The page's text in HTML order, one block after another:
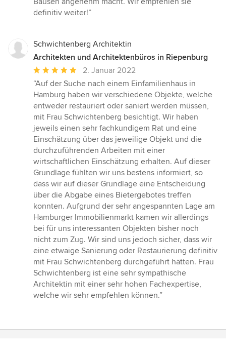
definitiv weiter!”
Schwichtenberg Architektin
Architekten und Architektenbüros in Riepenburg
Durchschnittliche
Bewertung:
5
von
5
Sternen
2. Januar 2022
“Auf der Suche nach einem Einfamilienhaus in
Hamburg haben wir verschiedene Objekte, welche
entweder restauriert oder saniert werden müssen,
mit Frau Schwichtenberg besichtigt. Wir haben
jeweils einen sehr fachkundigem Rat und eine
Einschätzung über das jeweilige Objekt und die
durchzuführenden Arbeiten mit einer
wirtschaftlichen Einschätzung erhalten. Auf dieser
Grundlage fühlten wir uns bestens informiert, so
dass wir auf dieser Grundlage eine Entscheidung
über die Abgabe eines Bietergebotes treffen
konnten. Aufgrund der sehr angespannten Lage am
Hamburger Immobilienmarkt kamen wir allerdings
bei für uns interessanten Objekten bisher noch
nicht zum Zug. Wir sind uns jedoch sicher, dass wir
eine etwaige Sanierung oder Restaurierung definitiv
mit Frau Schwichtenberg durchgeführt hätten. Frau
Schwichtenberg ist eine sehr sympathische
Architektin mit einer sehr hohen Fachexpertise,
welche wir sehr empfehlen können.”